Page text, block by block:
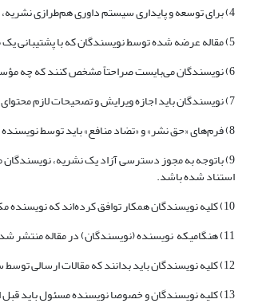
4) برای توسعه و پایداری سیستم داوری هم‌طرازی نشریه، نویسندگان موظف هستند تا بر اساس موضوعات تخصصی خویش جهت داوری مقالات مرتبط دیگر نویسندگان همکاری داشته باشند.
5) مقاله عرضه شده توسط نویسندگان که با پشتیبانی یک مؤسسه خاص ارائه می‌شود، باید با تأیید آن مؤسسه باشد.
6) نویسندگان می‌بایست صراحتاً مشخص کنند که چه مؤسسه یا سازمانی برای انجام تحقیقات و یا تهیه مقاله حمایت مالی کرده و نقش و شماره کمک هزینه تحقیق حمایت کننده مالی را در بخش سپاسگزاری و قدردانی مقاله به طور خلاصه ذکرنمایند.
7) نویسندگان باید اجازه ویرایش و تصحیحات لازم محتوای مقاله برای خوانایی و تصحیحات لازم را به نشریه بدهند.
8) فرم‌های «حق نشر» و «تضاد منافع» باید توسط نویسنده مسئول در صورت تعدد نویسندگان، قبل از پذیرش مقاله، امضا شود تا از نظر قانونی مسئولیت اخلاقی و سیاست حفظ حریم خصوصی نشریه در بایگانی حفظ گردد.
9) باتوجه به مجوز دسترسی آزاد یک نشریه، نویسندگان
استناد شده باشد.
10) کلیه نویسندگان همکار توافق کرده‌اند که نویسنده مکاتبه‌کننده اجازه دارد تا به عنوان نویسنده مسئول، مقاله داوری شده را با نظر آنها تصحیج و ویرایش نماید.
11) هنگامیکه نویسنده (نویسندگان) در مقاله منتشر شده خود متوجه خطا یا عدم صحت قابل توجهی شوند، این نویسنده وظیفه دارد که سریعاً به سردبیر یا ناشر نشریه را برای پس گرفتن یا تصحیح مقاله مطلع نماید.
12) کلیه نویسندگان باید بدانند که مقالات ارسالی توسط سیستم ایران‌داک مشابهت‌یابی می‌شود. سرقت ادبی-علمی نقض جدی اخلاق در انتشار مقالات است.
13) کلیه نویسندگان و خصوصا نویسنده مسئول باید قبل از تسلیم مقاله به نشریه، راهنمای نویسندگان و نیز فرمت ساختاری مقاله و نوع رفرانس دهی را با دقت خوانده و به چک لیست نهایی عمل کرده است نماید.